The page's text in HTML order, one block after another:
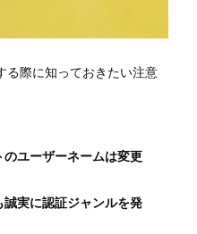
る際に知っておきたい注意
ユーザーネームは変更
実に認証ジャンルを発